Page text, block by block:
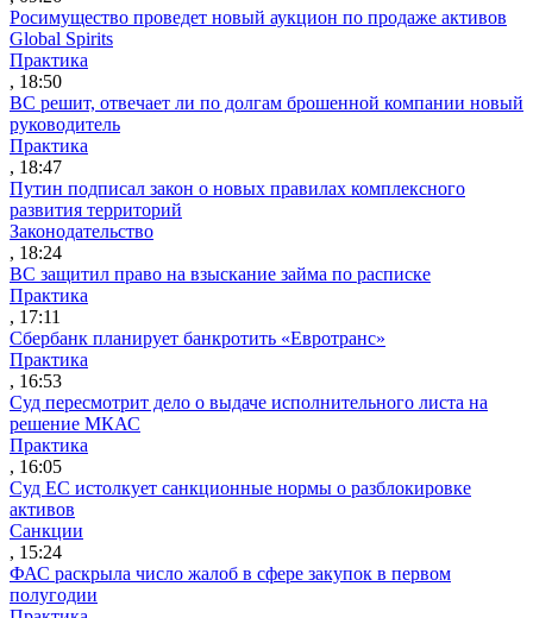
Росимущество проведет новый аукцион по продаже активов
Global Spirits
Практика
, 18:50
ВС решит, отвечает ли по долгам брошенной компании новый
руководитель
Практика
, 18:47
Путин подписал закон о новых правилах комплексного
развития территорий
Законодательство
, 18:24
ВС защитил право на взыскание займа по расписке
Практика
, 17:11
Сбербанк планирует банкротить «Евротранс»
Практика
, 16:53
Суд пересмотрит дело о выдаче исполнительного листа на
решение МКАС
Практика
, 16:05
Суд ЕС истолкует санкционные нормы о разблокировке
активов
Санкции
, 15:24
ФАС раскрыла число жалоб в сфере закупок в первом
полугодии